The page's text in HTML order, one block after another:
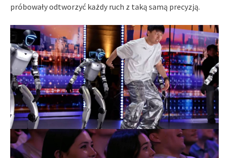
próbowały odtworzyć każdy ruch z taką samą precyzją.